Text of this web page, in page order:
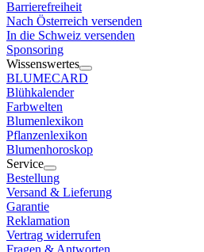
Barrierefreiheit
Nach Österreich versenden
In die Schweiz versenden
Sponsoring
Wissenswertes
BLUMECARD
Blühkalender
Farbwelten
Blumenlexikon
Pflanzenlexikon
Blumenhoroskop
Service
Bestellung
Versand & Lieferung
Garantie
Reklamation
Vertrag widerrufen